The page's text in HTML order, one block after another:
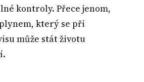
kontroly. Přece jenom,
který se při
může stát životu